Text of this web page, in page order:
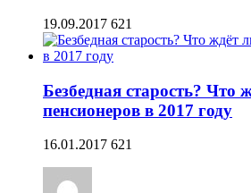
19.09.2017 621
Безбедная старость? Что
пенсионеров в 2017 году
16.01.2017 621